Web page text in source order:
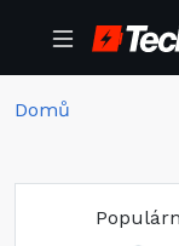
Domů